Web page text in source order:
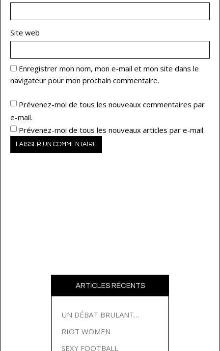
Site web
Enregistrer mon nom, mon e-mail et mon site dans le
navigateur pour mon prochain commentaire.
Prévenez-moi de tous les nouveaux commentaires par
e-mail.
Prévenez-moi de tous les nouveaux articles par e-mail.
ARTICLES RÉCENTS
UN DÉBAT BRULANT…
RIOT WOMEN
SEXY FOOTBALL